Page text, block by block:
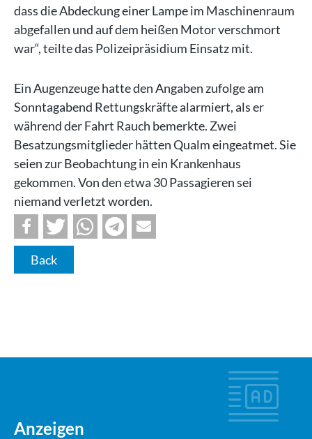
dass die Abdeckung einer Lampe im Maschinenraum
abgefallen und auf dem heißen Motor verschmort
war“, teilte das Polizeipräsidium Einsatz mit.
Ein Augenzeuge hatte den Angaben zufolge am
Sonntagabend Rettungskräfte alarmiert, als er
während der Fahrt Rauch bemerkte. Zwei
Besatzungsmitglieder hätten Qualm eingeatmet. Sie
seien zur Beobachtung in ein Krankenhaus
gekommen. Von den etwa 30 Passagieren sei
niemand verletzt worden.
Back
Anzeigen